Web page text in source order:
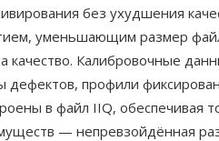
без ухудшения
уменьшающим размер
качество. Калибровочные
дефектов, профили
в файл IIQ, обеспечивая
— непревзойдённая